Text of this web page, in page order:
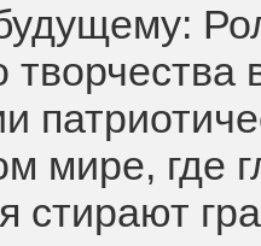
творчества
мире, где
стирают